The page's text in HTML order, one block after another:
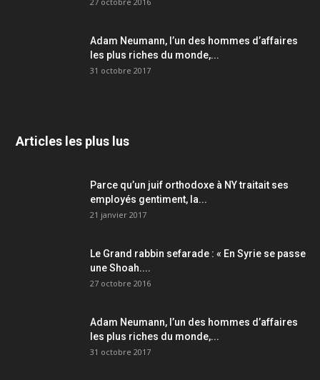
Adam Neumann, l’un des hommes d’affaires
les plus riches du monde,...
31 octobre 2017
Articles les plus lus
Parce qu’un juif orthodoxe à NY traitait ses
employés gentiment, la...
21 janvier 2017
Le Grand rabbin sefarade : « En Syrie se passe
une Shoah....
27 octobre 2016
Adam Neumann, l’un des hommes d’affaires
les plus riches du monde,...
31 octobre 2017